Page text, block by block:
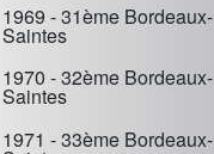
1969 - 31ème Bordeaux-
Saintes
1970 - 32ème Bordeaux-
Saintes
1971 - 33ème Bordeaux-